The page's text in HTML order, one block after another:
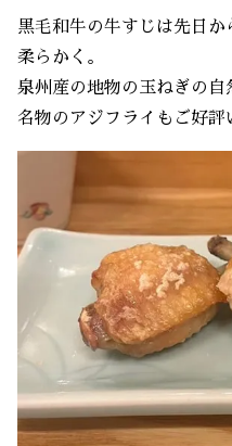
黒毛和牛の牛すじは先日
柔らかく。
泉州産の地物の玉ねぎの自
名物のアジフライもご好評